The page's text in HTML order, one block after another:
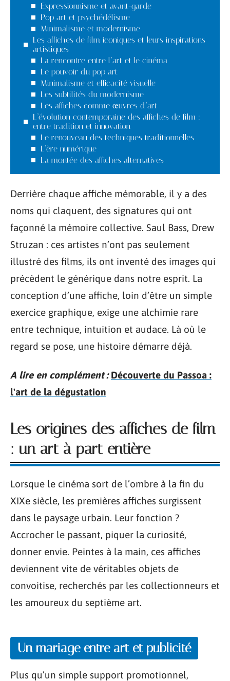
Expressionnisme et avant-garde
Pop art et psychédélisme
Minimalisme et modernisme
Les affiches de film iconiques et leurs inspirations
artistiques
La rencontre entre l’art et le cinéma
Le pouvoir du pop art
Minimalisme et efficacité visuelle
Les subtilités du modernisme
Les affiches comme œuvres d’art
L’évolution contemporaine des affiches de film :
entre tradition et innovation
Le renouveau des techniques traditionnelles
L’ère numérique
La montée des affiches alternatives
Derrière chaque affiche mémorable, il y a des
noms qui claquent, des signatures qui ont
façonné la mémoire collective. Saul Bass, Drew
Struzan : ces artistes n’ont pas seulement
illustré des films, ils ont inventé des images qui
précèdent le générique dans notre esprit. La
conception d’une affiche, loin d’être un simple
exercice graphique, exige une alchimie rare
entre technique, intuition et audace. Là où le
regard se pose, une histoire démarre déjà.
A lire en complément : Découverte du Passoa :
l'art de la dégustation
Les origines des affiches de film
: un art à part entière
Lorsque le cinéma sort de l’ombre à la fin du
XIXe siècle, les premières affiches surgissent
dans le paysage urbain. Leur fonction ?
Accrocher le passant, piquer la curiosité,
donner envie. Peintes à la main, ces affiches
deviennent vite de véritables objets de
convoitise, recherchés par les collectionneurs et
les amoureux du septième art.
Un mariage entre art et publicité
Plus qu’un simple support promotionnel,